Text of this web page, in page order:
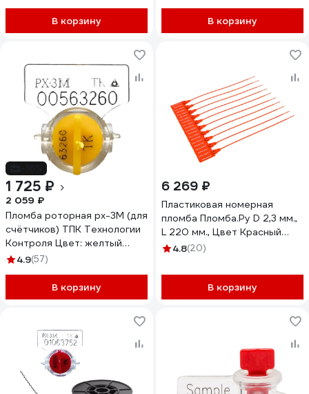
В корзину В корзину
1 725 ₽
2 059 ₽
Пломба роторная рх-3М (для
счётчиков) ТПК Технологии
Контроля Цвет: желтый
24137
4.9(57)
В корзину
6 269 ₽
Пластиковая номерная
пломба Пломба.Ру D 2,3 мм.,
L 220 мм., Цвет Красный
1000 шт. КПП-3-1602СТ
4.8(20)
В корзину